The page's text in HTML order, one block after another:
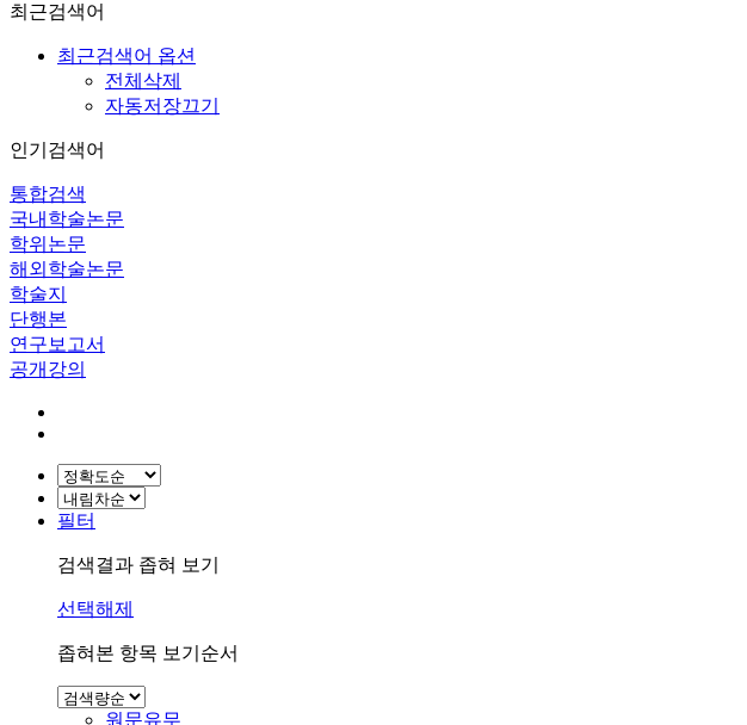
최근검색어
최근검색어 옵션
전체삭제
자동저장끄기
인기검색어
통합검색
국내학술논문
학위논문
해외학술논문
학술지
단행본
연구보고서
공개강의
필터
검색결과 좁혀 보기
선택해제
좁혀본 항목 보기순서
원문유무